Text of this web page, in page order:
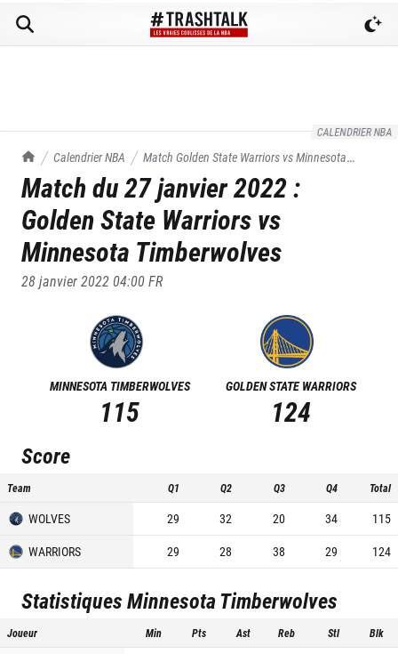
CALENDRIER NBA
TrashTalk Actu NBA
Calendrier NBA Match Golden State Warriors vsMinnesota
Timberwolves
du27/01/2022
Match du27 janvier 2022:
Golden State Warriors vs
Minnesota Timberwolves
28 janvier 2022 04:00FR
MINNESOTA TIMBERWOLVES
115
GOLDEN STATE WARRIORS
124
Score
Team Q1 Q2 Q3 Q4 Total
WOLVES 29 32 20 34
115
WARRIORS
29 28 38 29 124
StatistiquesMinnesota Timberwolves
Joueur Min Pts Ast Reb Stl Blk